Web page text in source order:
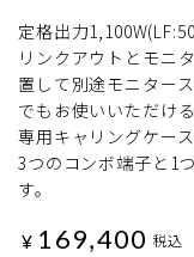
定格出力
リンクアウトとモニ
置して別途モニター
でもお使いいただけ
専用キャリングケー
3つのコンボ端子と1
す。
¥ 169,400 税込